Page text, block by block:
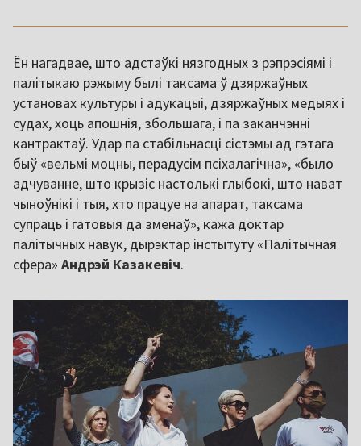
Ён нагадвае, што адстаўкі нязгодных з рэпрэсіямі і
палітыкаю рэжыму былі таксама ў дзяржаўных
установах культуры і адукацыі, дзяржаўных медыях і
судах, хоць апошнія, збольшага, і па заканчэнні
кантрактаў. Удар па стабільнасці сістэмы ад гэтага
быў «вельмі моцны, перадусім псіхалагічна», «было
адчуванне, што крызіс настолькі глыбокі, што нават
чыноўнікі і тыя, хто працуе на апарат, таксама
супраць і гатовыя да зменаў», кажа доктар
палітычных навук, дырэктар інстытуту «Палітычная
сфера» Андрэй Казакевіч.